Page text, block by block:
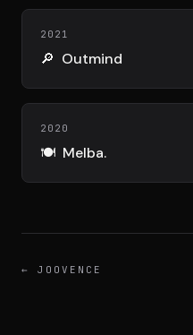
DIVA
VENTURE ARTISAN & STUDIO
DIMA
CONSEIL M&A AUGMENTÉ
DIAA
AGENCE CONSEIL & SSII
Connexion
2021
🔎 Outmind
2020
🍽️ Melba.
← JOOVENCE